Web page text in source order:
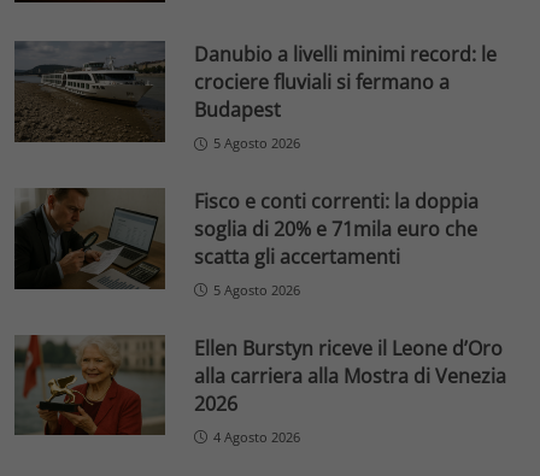
Danubio a livelli minimi record: le
crociere fluviali si fermano a
Budapest
5 Agosto 2026
Fisco e conti correnti: la doppia
soglia di 20% e 71mila euro che
scatta gli accertamenti
5 Agosto 2026
Ellen Burstyn riceve il Leone d’Oro
alla carriera alla Mostra di Venezia
2026
4 Agosto 2026